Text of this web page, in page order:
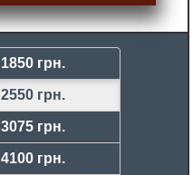
1850 грн.
2550 грн.
3075 грн.
4100 грн.